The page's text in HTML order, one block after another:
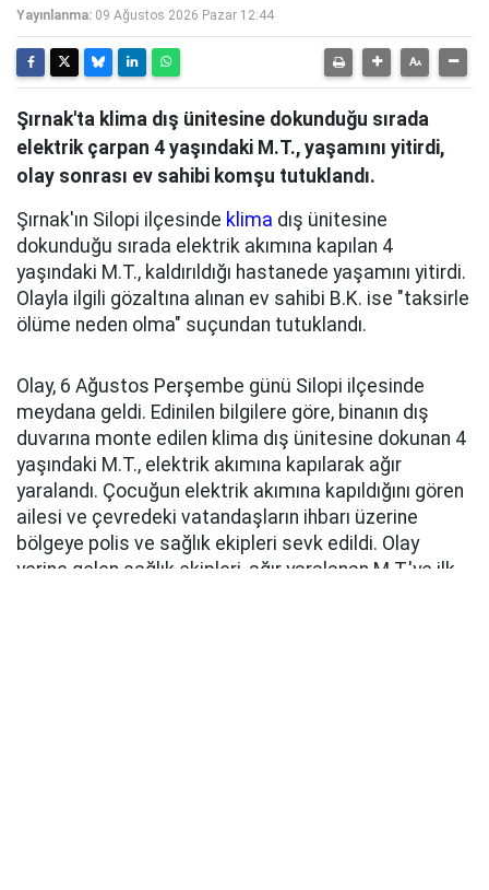
Yayınlanma: 09 Ağustos 2026 Pazar 12:44
Şırnak'ta klima dış ünitesine dokunduğu sırada
elektrik çarpan 4 yaşındaki M.T., yaşamını yitirdi,
olay sonrası ev sahibi komşu tutuklandı.
Şırnak'ın Silopi ilçesinde klima dış ünitesine
dokunduğu sırada elektrik akımına kapılan 4
yaşındaki M.T., kaldırıldığı hastanede yaşamını yitirdi.
Olayla ilgili gözaltına alınan ev sahibi B.K. ise "taksirle
ölüme neden olma" suçundan tutuklandı.
Olay, 6 Ağustos Perşembe günü Silopi ilçesinde
meydana geldi. Edinilen bilgilere göre, binanın dış
duvarına monte edilen klima dış ünitesine dokunan 4
yaşındaki M.T., elektrik akımına kapılarak ağır
yaralandı. Çocuğun elektrik akımına kapıldığını gören
ailesi ve çevredeki vatandaşların ihbarı üzerine
bölgeye polis ve sağlık ekipleri sevk edildi. Olay
yerine gelen sağlık ekipleri, ağır yaralanan M.T.'ye ilk